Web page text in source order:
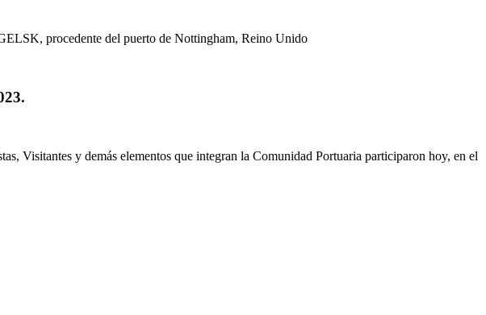
procedente del puerto de Nottingham, Reino Unido
Visitantes y demás elementos que integran la Comunidad Portuaria participaron hoy, en el